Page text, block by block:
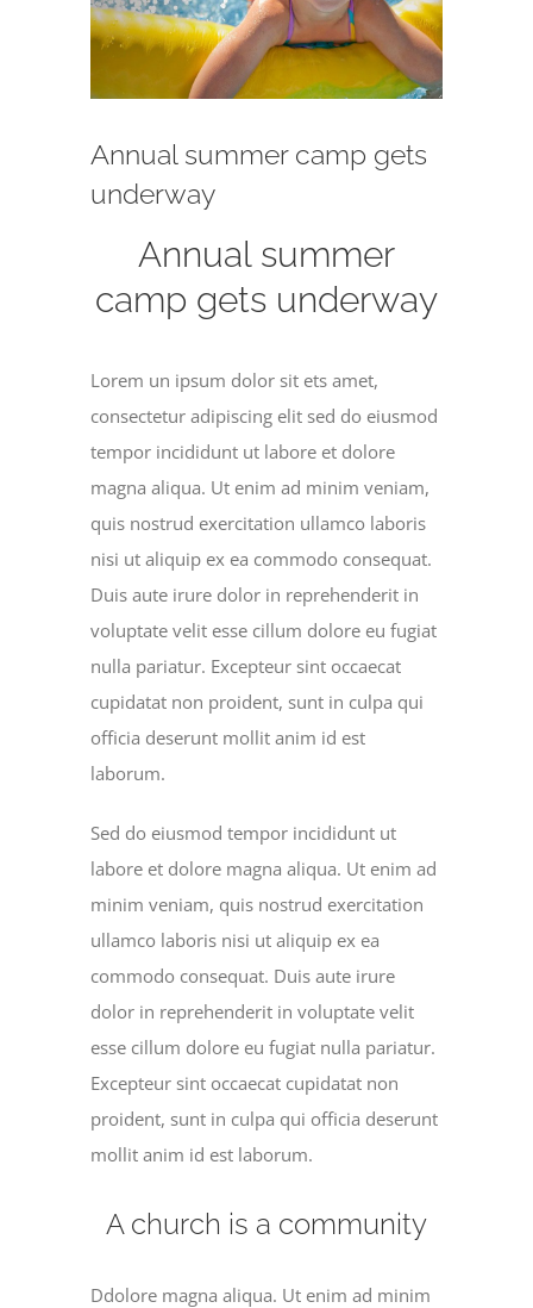
Annual summer camp gets
underway
Annual summer
camp gets underway
Lorem un ipsum dolor sit ets amet,
consectetur adipiscing elit sed do eiusmod
tempor incididunt ut labore et dolore
magna aliqua. Ut enim ad minim veniam,
quis nostrud exercitation ullamco laboris
nisi ut aliquip ex ea commodo consequat.
Duis aute irure dolor in reprehenderit in
voluptate velit esse cillum dolore eu fugiat
nulla pariatur. Excepteur sint occaecat
cupidatat non proident, sunt in culpa qui
officia deserunt mollit anim id est
laborum.
Sed do eiusmod tempor incididunt ut
labore et dolore magna aliqua. Ut enim ad
minim veniam, quis nostrud exercitation
ullamco laboris nisi ut aliquip ex ea
commodo consequat. Duis aute irure
dolor in reprehenderit in voluptate velit
esse cillum dolore eu fugiat nulla pariatur.
Excepteur sint occaecat cupidatat non
proident, sunt in culpa qui officia deserunt
mollit anim id est laborum.
A church is a community
Ddolore magna aliqua. Ut enim ad minim